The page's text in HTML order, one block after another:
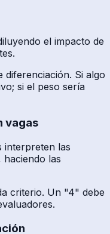
el impacto de
diferenciación. Si algo
si el peso sería
vagas
interpreten las
las
criterio. Un "4" debe